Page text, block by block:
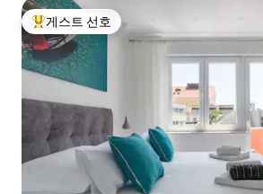
상위 게스트 선호
게스트 선호